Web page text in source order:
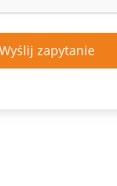
Wyślij zapytanie